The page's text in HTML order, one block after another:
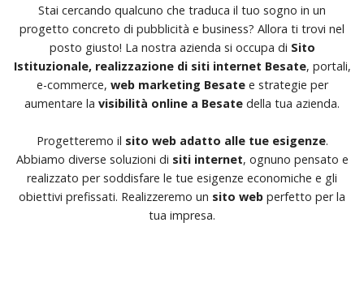
Stai cercando qualcuno che traduca il tuo sogno in un
progetto concreto di pubblicità e business? Allora ti trovi nel
posto giusto! La nostra azienda si occupa di Sito
Istituzionale, realizzazione di siti internet Besate, portali,
e-commerce, web marketing Besatee strategie per
aumentare la visibilità online a Besate della tua azienda.
Progetteremo il sito web adatto alle tue esigenze.
Abbiamo diverse soluzioni di siti internet, ognuno pensato e
realizzato per soddisfare le tue esigenze economiche e gli
obiettivi prefissati. Realizzeremo un sito web perfetto per la
tua impresa.